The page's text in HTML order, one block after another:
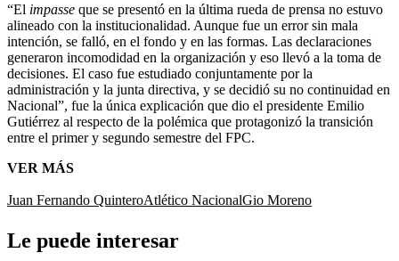
“El impasse que se presentó en la última rueda de prensa no estuvo
alineado con la institucionalidad. Aunque fue un error sin mala
intención, se falló, en el fondo y en las formas. Las declaraciones
generaron incomodidad en la organización y eso llevó a la toma de
decisiones. El caso fue estudiado conjuntamente por la
administración y la junta directiva, y se decidió su no continuidad en
Nacional”, fue la única explicación que dio el presidente Emilio
Gutiérrez al respecto de la polémica que protagonizó la transición
entre el primer y segundo semestre del FPC.
VER MÁS
Juan Fernando QuinteroAtlético NacionalGio Moreno
Le puede interesar